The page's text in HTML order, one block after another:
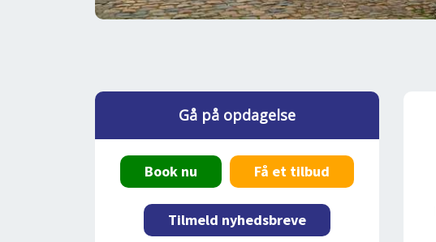
Gå på opdagelse
Book nu Få et tilbud
Tilmeld nyhedsbreve